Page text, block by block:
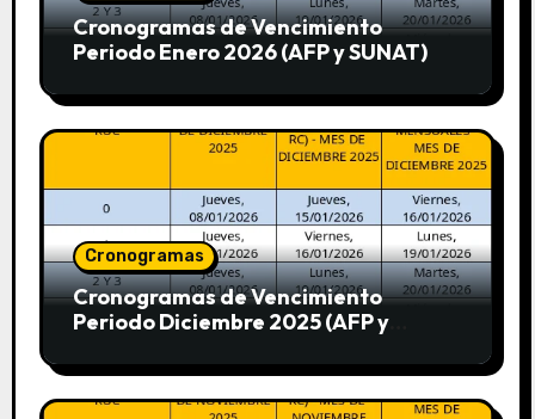
Cronogramas de Vencimiento
Periodo Enero 2026 (AFP y SUNAT)
Cronogramas
Cronogramas de Vencimiento
Periodo Diciembre 2025 (AFP y